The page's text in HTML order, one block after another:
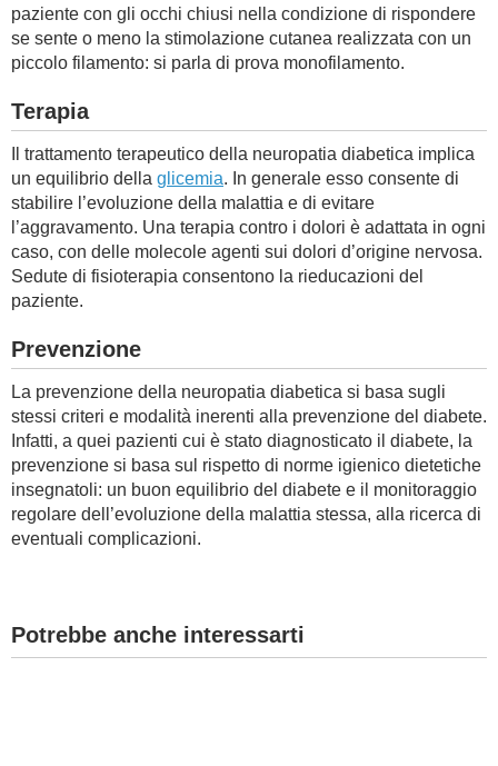
paziente con gli occhi chiusi nella condizione di rispondere
se sente o meno la stimolazione cutanea realizzata con un
piccolo filamento: si parla di prova monofilamento.
Terapia
Il trattamento terapeutico della neuropatia diabetica implica
un equilibrio della glicemia. In generale esso consente di
stabilire l’evoluzione della malattia e di evitare
l’aggravamento. Una terapia contro i dolori è adattata in ogni
caso, con delle molecole agenti sui dolori d’origine nervosa.
Sedute di fisioterapia consentono la rieducazioni del
paziente.
Prevenzione
La prevenzione della neuropatia diabetica si basa sugli
stessi criteri e modalità inerenti alla prevenzione del diabete.
Infatti, a quei pazienti cui è stato diagnosticato il diabete, la
prevenzione si basa sul rispetto di norme igienico dietetiche
insegnatoli: un buon equilibrio del diabete e il monitoraggio
regolare dell’evoluzione della malattia stessa, alla ricerca di
eventuali complicazioni.
Potrebbe anche interessarti